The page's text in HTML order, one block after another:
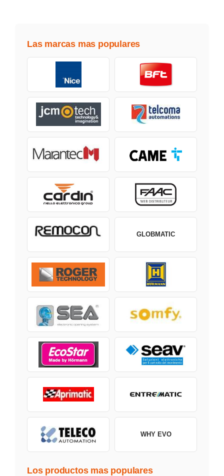
Las marcas mas populares
GLOBMATIC
WHY EVO
Los productos mas populares